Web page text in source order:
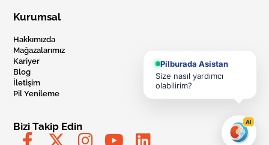
Kurumsal
Hakkımızda
Mağazalarımız
Kariyer
Blog
İletişim
Pil Yenileme
Bizi Takip Edin
Pilburada Asistan
Size nasıl yardımcı
olabilirim?
AI